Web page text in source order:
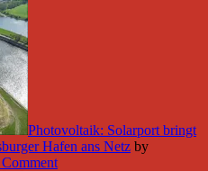
Photovoltaik: Solarport bringt
Hafen ans Netz by